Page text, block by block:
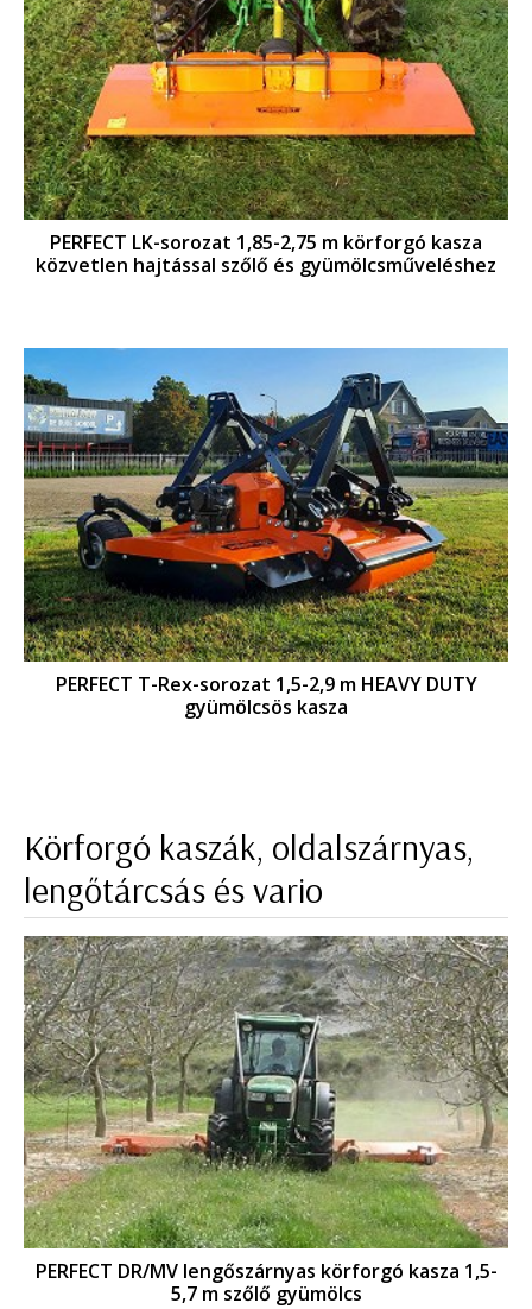
PERFECT LK-sorozat 1,85-2,75 m körforgó kasza
közvetlen hajtással szőlő és gyümölcsműveléshez
PERFECT T-Rex-sorozat 1,5-2,9 m HEAVY DUTY
gyümölcsös kasza
Körforgó kaszák, oldalszárnyas,
lengőtárcsás és vario
PERFECT DR/MV lengőszárnyas körforgó kasza 1,5-
5,7 m szőlő gyümölcs